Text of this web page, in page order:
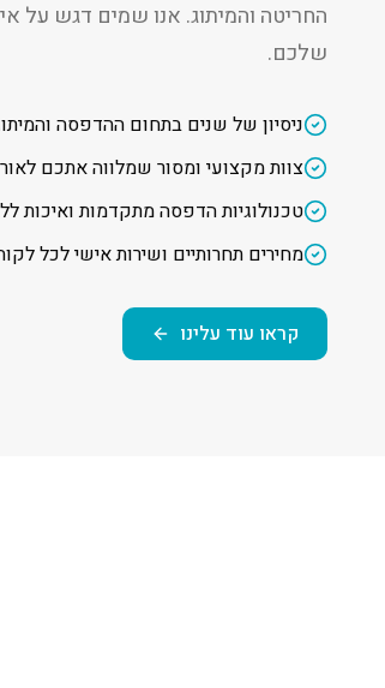
החריטה והמיתוג. אנו שמים דגש על
שלכם.
ניסיון של שנים בתחום ההדפסה
צוות מקצועי ומסור שמלווה אתכם
טכנולוגיות הדפסה מתקדמות ואיכות
מחירים תחרותיים ושירות אישי לכל
קראו עוד עלינו